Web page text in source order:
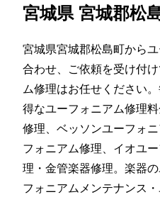
宮城県 宮城郡松
宮城県宮城郡松島町から
合わせ、ご依頼を受け付
ム修理はお任せください
得なユーフォニアム修理
修理、ベッソンユーフォ
フォニアム修理、イオユ
理・金管楽器修理。楽器
フォニアムメンテナンス